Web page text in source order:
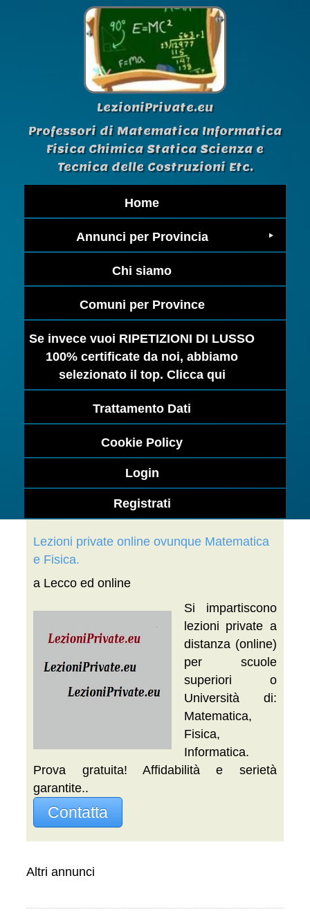
LezioniPrivate.eu
Professori di Matematica Informatica
Fisica Chimica Statica Scienza e
Tecnica delle Costruzioni Etc.
Home
Annunci per Provincia
Chi siamo
Comuni per Province
Se invece vuoi RIPETIZIONI DI LUSSO
100% certificate da noi, abbiamo
selezionato il top. Clicca qui
Trattamento Dati
Cookie Policy
Login
Registrati
Lezioni private online ovunque Matematica
e Fisica.
a Lecco ed online
Si impartiscono
lezioni private a
distanza (online)
per scuole
superiori o
Università di:
Matematica,
Fisica,
Informatica.
Prova gratuita! Affidabilità e serietà
garantite..
Contatta
Altri annunci